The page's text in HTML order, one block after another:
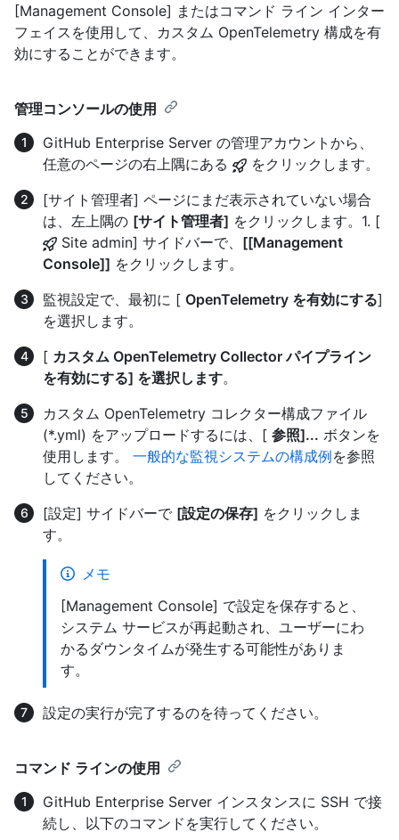
[Management Console] またはコマンド ライン インター
フェイスを使用して、カスタム OpenTelemetry 構成を有
効にすることができます。
管理コンソールの使用
GitHub Enterprise Server の管理アカウントから、
任意のページの右上隅にある
をクリックします。
[サイト管理者] ページにまだ表示されていない場合
は、左上隅の [サイト管理者] をクリックします。1. [
Site admin] サイドバーで、 [[Management
Console]] をクリックします。
監視設定で、最初に [ OpenTelemetry を有効にする]
を選択します。
[ カスタム OpenTelemetry Collector パイプライン
を有効にする] を選択します。
カスタム OpenTelemetry コレクター構成ファイル
(*.yml) をアップロードするには、[ 参照]... ボタンを
使用します。 一般的な監視システムの構成例を参照
してください。
[設定] サイドバーで [設定の保存] をクリックしま
す。
メモ
[Management Console] で設定を保存すると、
システム サービスが再起動され、ユーザーにわ
かるダウンタイムが発生する可能性がありま
す。
設定の実行が完了するのを待ってください。
コマンド ラインの使用
GitHub Enterprise Server インスタンスに SSH で接
続し、以下のコマンドを実行してください。